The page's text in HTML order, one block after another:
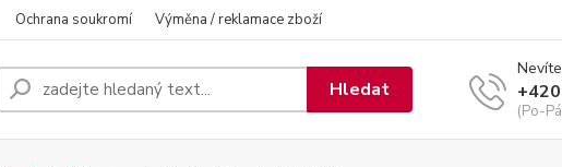
Ochrana soukromí Výměna / reklamace zboží
Hledat
(Po-